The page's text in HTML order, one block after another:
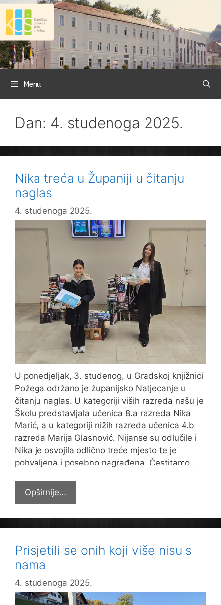
Preskoči
sadržaj
Menu
Dan: 4. studenoga 2025.
Nika treća u Županiji u čitanju
naglas
4. studenoga 2025.
U ponedjeljak, 3. studenog, u Gradskoj knjižnici
Požega održano je županijsko Natjecanje u
čitanju naglas. U kategoriji viših razreda našu je
Školu predstavljala učenica 8.a razreda Nika
Marić, a u kategoriji nižih razreda učenica 4.b
razreda Marija Glasnović. Nijanse su odlučile i
Nika je osvojila odlično treće mjesto te je
pohvaljena i posebno nagrađena. Čestitamo …
Opširnije…
treća
u
Županiji
čitanju
Prisjetili se onih koji više nisu s
nama
4. studenoga 2025.